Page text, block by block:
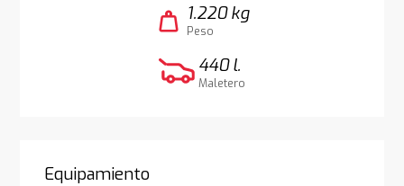
weight 1.220 kg
Peso
440 l.
Maletero
Equipamiento